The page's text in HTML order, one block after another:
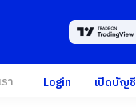
า Login เปิดบัญชี